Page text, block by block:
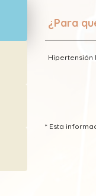
¿Para
Hipertensión
* Esta